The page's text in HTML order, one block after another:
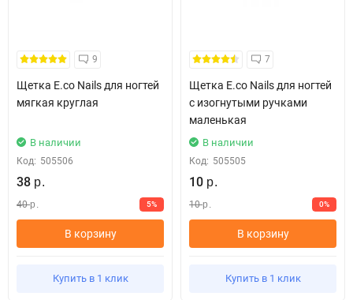
9
Щетка E.co Nails для ногтей
мягкая круглая
В наличии
Код: 505506
38 р.
40р. 5%
В корзину
Купить в 1 клик
7
Щетка E.co Nails для ногтей
с изогнутыми ручками
маленькая
В наличии
Код: 505505
10 р.
10р. 0%
В корзину
Купить в 1 клик